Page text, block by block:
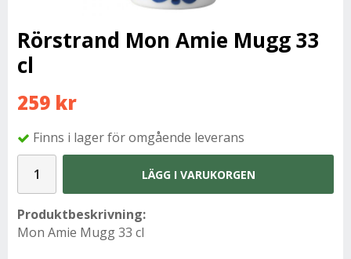
Rörstrand Mon Amie Mugg 33
cl
259 kr
Finns i lager för omgående leverans
LÄGG I VARUKORGEN
Produktbeskrivning:
Mon Amie Mugg 33 cl